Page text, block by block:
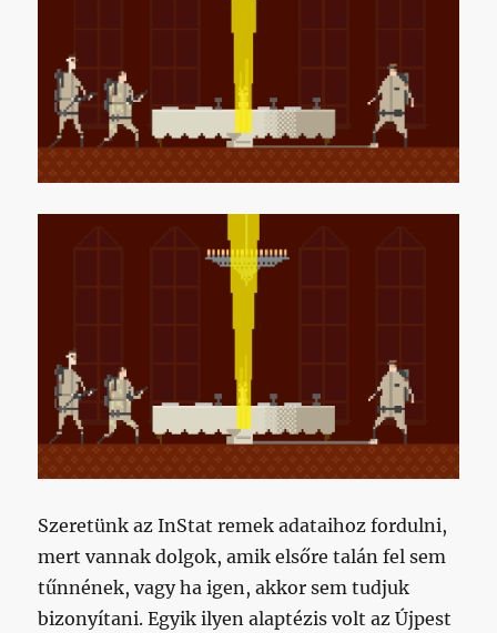
Szeretünk az InStat remek adataihoz fordulni,
mert vannak dolgok, amik elsőre talán fel sem
tűnnének, vagy ha igen, akkor sem tudjuk
bizonyítani. Egyik ilyen alaptézis volt az Újpest